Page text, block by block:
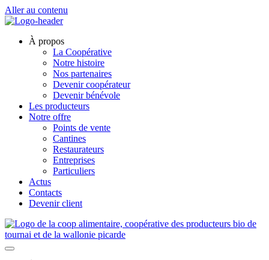
Aller au contenu
À propos
La Coopérative
Notre histoire
Nos partenaires
Devenir coopérateur
Devenir bénévole
Les producteurs
Notre offre
Points de vente
Cantines
Restaurateurs
Entreprises
Particuliers
Actus
Contacts
Devenir client